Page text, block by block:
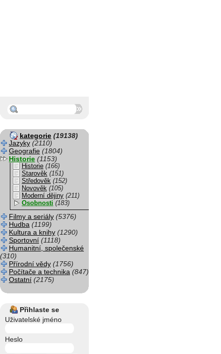
kategorie (19138)
Jazyky (2110)
Geografie (1804)
Historie (1153)
Historie (166)
Starověk (151)
Středověk (152)
Novověk (105)
Moderní dějiny (211)
Osobnosti (183)
Filmy a seriály (5376)
Hudba (1199)
Kultura a knihy (1290)
Sportovní (1118)
Humanitní, společenské
(310)
Přírodní vědy (1756)
Počítače a technika (847)
Ostatní (2175)
Přihlaste se
Uživatelské jméno
Heslo